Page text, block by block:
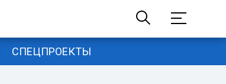
СПЕЦПРОЕКТЫ